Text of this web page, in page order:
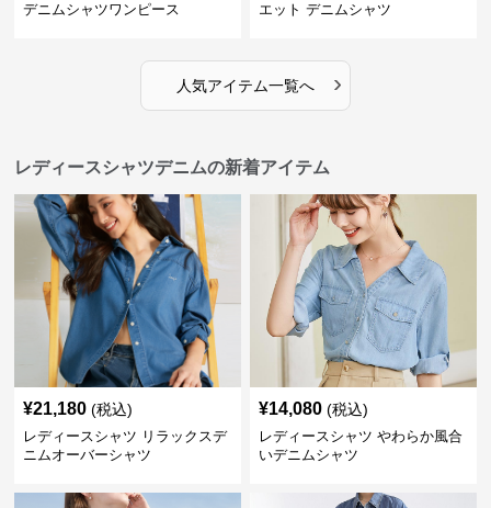
デニムシャツワンピース
エット デニムシャツ
人気アイテム一覧へ ›
レディースシャツデニムの新着アイテム
¥21,180 (税込)
レディースシャツ リラックスデ
ニムオーバーシャツ
¥14,080 (税込)
レディースシャツ やわらか風合
いデニムシャツ